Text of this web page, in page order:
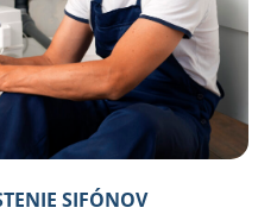
SIFÓNOV